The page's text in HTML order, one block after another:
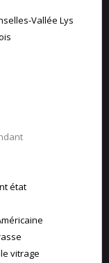
Vallée Lys
état
vitrage